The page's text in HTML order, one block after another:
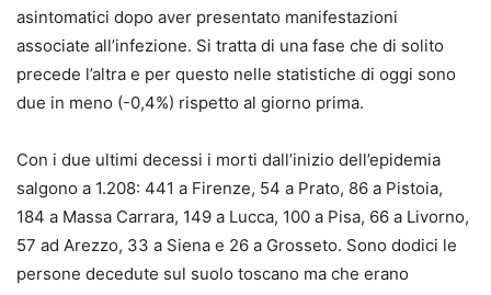
asintomatici dopo aver presentato manifestazioni
associate all’infezione. Si tratta di una fase che di solito
precede l’altra e per questo nelle statistiche di oggi sono
due in meno (-0,4%) rispetto al giorno prima.
Con i due ultimi decessi i morti dall’inizio dell’epidemia
salgono a 1.208: 441 a Firenze, 54 a Prato, 86 a Pistoia,
184 a Massa Carrara, 149 a Lucca, 100 a Pisa, 66 a Livorno,
57 ad Arezzo, 33 a Siena e 26 a Grosseto. Sono dodici le
persone decedute sul suolo toscano ma che erano